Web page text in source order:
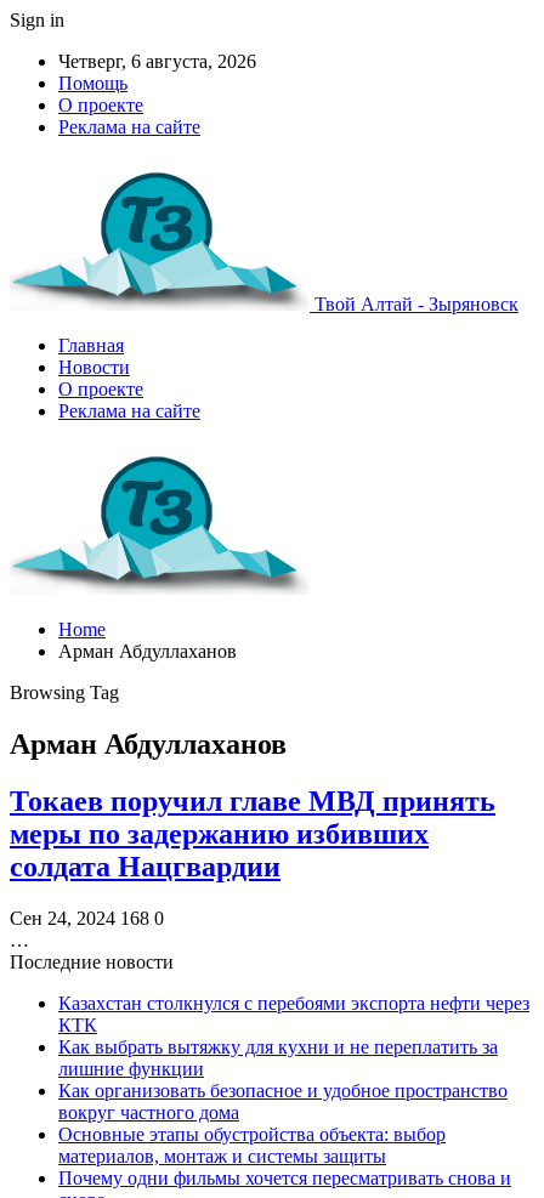
Sign in
Четверг, 6 августа, 2026
Помощь
О проекте
Реклама на сайте
Твой Алтай - Зыряновск
Главная
Новости
О проекте
Реклама на сайте
Home
Арман Абдуллаханов
Browsing Tag
Арман Абдуллаханов
Токаев поручил главе МВД принять
меры по задержанию избивших
солдата Нацгвардии
Сен 24, 2024 168 0
…
Последние новости
Казахстан столкнулся с перебоями экспорта нефти через
КТК
Как выбрать вытяжку для кухни и не переплатить за
лишние функции
Как организовать безопасное и удобное пространство
вокруг частного дома
Основные этапы обустройства объекта: выбор
материалов, монтаж и системы защиты
Почему одни фильмы хочется пересматривать снова и